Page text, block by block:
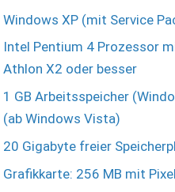
Windows XP (mit Service
Intel Pentium 4 Prozessor
Athlon X2 oder besser
1 GB Arbeitsspeicher
(ab Windows Vista)
20 Gigabyte freier
Grafikkarte: 256 MB mit